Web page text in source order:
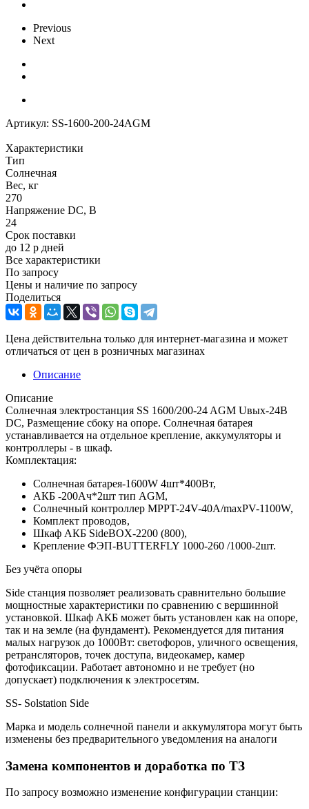
Previous
Next
Артикул: SS-1600-200-24AGM
Характеристики
Тип
Солнечная
Вес, кг
270
Напряжение DC, В
24
Срок поставки
до 12 р дней
Все характеристики
По запросу
Цены и наличие по запросу
Поделиться
Цена действительна только для интернет-магазина и может
отличаться от цен в розничных магазинах
Описание
Описание
Солнечная электростанция SS 1600/200-24 AGM Uвых-24В
DC, Размещение сбоку на опоре. Солнечная батарея
устанавливается на отдельное крепление, аккумуляторы и
контроллеры - в шкаф.
Комплектация:
Солнечная батарея-1600W 4шт*400Вт,
АКБ -200Aч*2шт тип AGM,
Солнечный контроллер MPPT-24V-40A/maxPV-1100W,
Комплект проводов,
Шкаф АКБ SideBOX-2200 (800),
Крепление ФЭП-BUTTERFLY 1000-260 /1000-2шт.
Без учёта опоры
Side станция позволяет реализовать сравнительно большие
мощностные характеристики по сравнению с вершинной
установкой. Шкаф АКБ может быть установлен как на опоре,
так и на земле (на фундамент). Рекомендуется для питания
малых нагрузок до 1000Вт: светофоров, уличного освещения,
ретрансляторов, точек доступа, видеокамер, камер
фотофиксации. Работает автономно и не требует (но
допускает) подключения к электросетям.
SS- Solstation Side
Марка и модель солнечной панели и аккумулятора могут быть
изменены без предварительного уведомления на аналоги
Замена компонентов и доработка по ТЗ
По запросу возможно изменение конфигурации станции: